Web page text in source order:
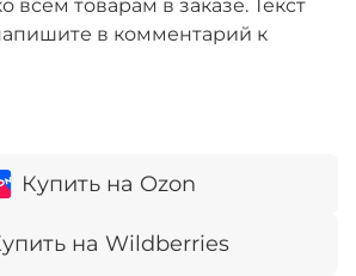
Купить на Ozon
на Wildberries
всем товарам в заказе. Текст
в комментарий к